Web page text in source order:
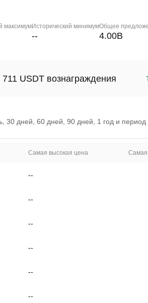
максимумИсторический минимум
--
Общее
4.00B
711 USDT вознаграждения
30 дней, 60 дней, 90 дней, 1 год и
Самая высокая цена Самая
--
--
--
--
--
--